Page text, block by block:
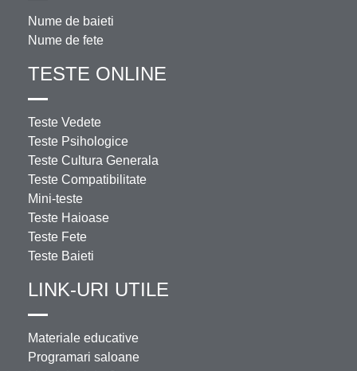
Nume de baieti
Nume de fete
TESTE ONLINE
Teste Vedete
Teste Psihologice
Teste Cultura Generala
Teste Compatibilitate
Mini-teste
Teste Haioase
Teste Fete
Teste Baieti
LINK-URI UTILE
Materiale educative
Programari saloane